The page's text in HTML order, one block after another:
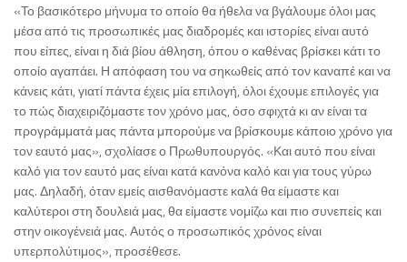
«Το βασικότερο μήνυμα το οποίο θα ήθελα να βγάλουμε όλοι μας
μέσα από τις προσωπικές μας διαδρομές και ιστορίες είναι αυτό
που είπες, είναι η διά βίου άθληση, όπου ο καθένας βρίσκει κάτι το
οποίο αγαπάει. Η απόφαση του να σηκωθείς από τον καναπέ και να
κάνεις κάτι, γιατί πάντα έχεις μία επιλογή, όλοι έχουμε επιλογές για
το πώς διαχειριζόμαστε τον χρόνο μας, όσο σφιχτά κι αν είναι τα
προγράμματά μας πάντα μπορούμε να βρίσκουμε κάποιο χρόνο για
τον εαυτό μας», σχολίασε ο Πρωθυπουργός. «Και αυτό που είναι
καλό για τον εαυτό μας είναι κατά κανόνα καλό και για τους γύρω
μας. Δηλαδή, όταν εμείς αισθανόμαστε καλά θα είμαστε και
καλύτεροι στη δουλειά μας, θα είμαστε νομίζω και πιο συνεπείς και
στην οικογένειά μας. Αυτός ο προσωπικός χρόνος είναι
υπερπολύτιμος», προσέθεσε.